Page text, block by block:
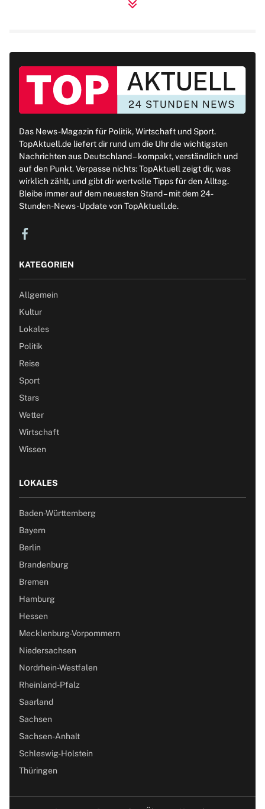
Das News-Magazin für Politik, Wirtschaft und Sport.
TopAktuell.de liefert dir rund um die Uhr die wichtigsten
Nachrichten aus Deutschland – kompakt, verständlich und
auf den Punkt. Verpasse nichts: TopAktuell zeigt dir, was
wirklich zählt, und gibt dir wertvolle Tipps für den Alltag.
Bleibe immer auf dem neuesten Stand – mit dem 24-
Stunden-News-Update von TopAktuell.de.
KATEGORIEN
Allgemein
Kultur
Lokales
Politik
Reise
Sport
Stars
Wetter
Wirtschaft
Wissen
LOKALES
Baden-Württemberg
Bayern
Berlin
Brandenburg
Bremen
Hamburg
Hessen
Mecklenburg-Vorpommern
Niedersachsen
Nordrhein-Westfalen
Rheinland-Pfalz
Saarland
Sachsen
Sachsen-Anhalt
Schleswig-Holstein
Thüringen